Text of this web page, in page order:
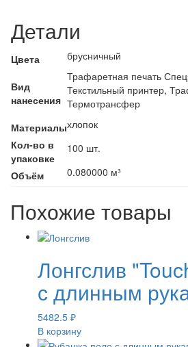
Детали
Цвета брусничный
Вид
нанесения
Трафаретная печать
Текстильный принтер,
Термотрансфер
Материалыхлопок
Кол-во в
упаковке
100 шт.
Объём
0.080000 м³
Похожие товары
Лонгслив
с длинным
5482.5 ₽
В корзину